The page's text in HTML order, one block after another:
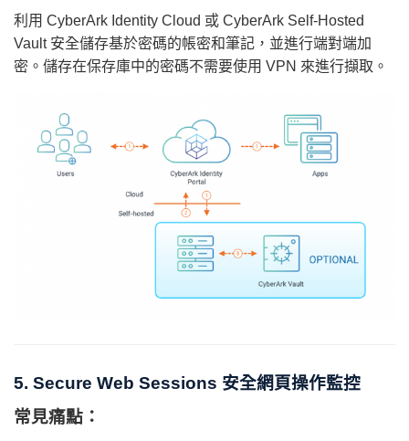
利用 CyberArk Identity Cloud 或 CyberArk Self-Hosted
Vault 安全儲存基於密碼的帳密和筆記，並進行端對端加
密。儲存在保存庫中的密碼不需要使用 VPN 來進行擷取。
5. Secure Web Sessions 安全網頁操作監控
常見痛點：